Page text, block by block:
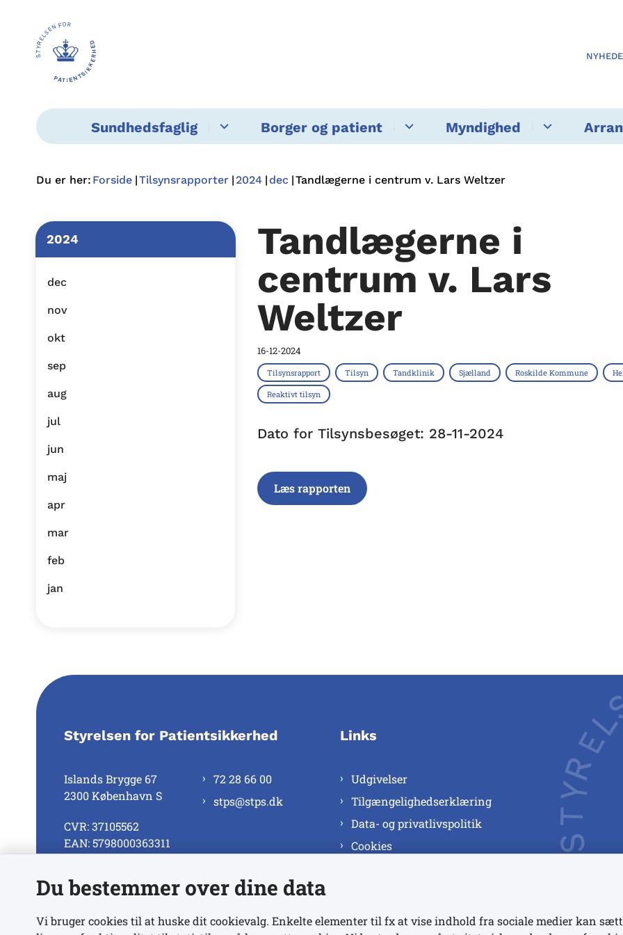
Sundhedsfaglig Borger og patient Myndighed
Du er her: Forside Tilsynsrapporter 2024 dec Tandlægerne i centrum v. Lars Weltzer
2024
dec
nov
okt
sep
aug
jul
jun
maj
apr
mar
feb
jan
Tandlægerne i
centrum v. Lars
Weltzer
16-12-2024
Tilsynsrapport Tilsyn Tandklinik Sjælland Roskilde Kommune
Reaktivt tilsyn
Dato for Tilsynsbesøget: 28-11-2024
Læs rapporten
Styrelsen for Patientsikkerhed
Islands Brygge 67
2300 København S
CVR: 37105562
EAN: 5798000363311
72 28 66 00
stps@stps.dk
Se alle kontaktnumre
Links
Udgivelser
Tilgængelighedserklæring
Data- og privatlivspolitik
Cookies
Du bestemmer over dine data
Vi bruger cookies til at huske dit cookievalg. Enkelte elementer til fx at vise indhold fra sociale medier kan